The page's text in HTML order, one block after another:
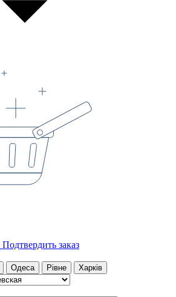
Подтвердить заказ
Одеса Рівне Харків